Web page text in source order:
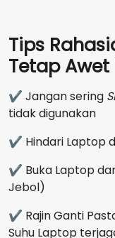
Tips
Tetap Awet
✔ Jangan sering
tidak digunakan
✔ Hindari Laptop
✔ Buka Laptop
Jebol)
✔ Rajin Ganti
Suhu Laptop